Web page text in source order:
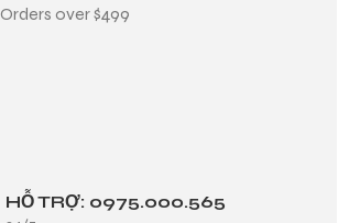
Orders over $499
HỖ TRỢ: 0975.000.565